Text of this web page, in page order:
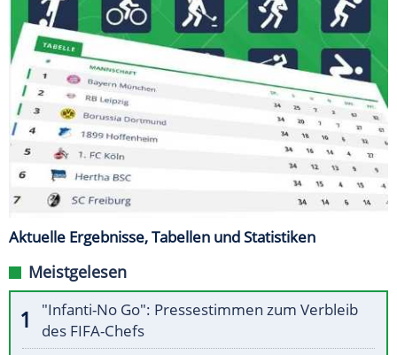
Aktuelle Ergebnisse, Tabellen und Statistiken
Meistgelesen
"Infanti-No Go": Pressestimmen zum Verbleib
des FIFA-Chefs